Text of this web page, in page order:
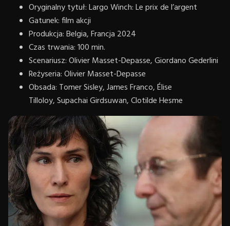
Oryginalny tytuł: Largo Winch: Le prix de l’argent
Gatunek: film akcji
Produkcja: Belgia, Francja 2024
Czas trwania: 100 min.
Scenariusz: Olivier Masset-Depasse, Giordano Gederlini
Reżyseria: Olivier Masset-Depasse
Obsada: Tomer Sisley, James Franco, Élise
Tilloloy, Supachai Girdsuwan, Clotilde Hesme